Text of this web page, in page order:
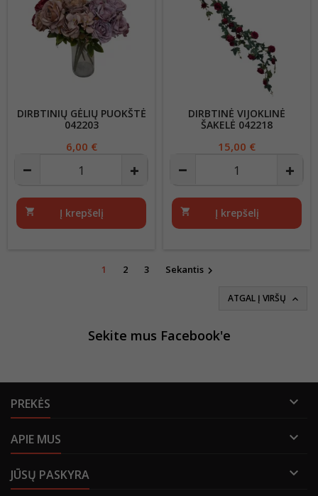
DIRBTINIŲ GĖLIŲ PUOKŠTĖ
042203
Kaina
6,00 €
shopping_cart Į krepšelį
DIRBTINĖ VIJOKLINĖ
ŠAKELĖ 042218
Kaina
15,00 €
shopping_cart Į krepšelį
1 2 3 Sekantis 
ATGAL Į VIRŠŲ 
Sekite mus Facebook'e
PREKĖS 
APIE MUS 
JŪSŲ PASKYRA 